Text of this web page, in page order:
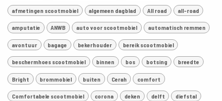
afmetingen scootmobiel algemeen dagblad All road all-road
amputatie ANWB auto voor scootmobiel automatisch remmen
avontuur bagage bekerhouder bereik scootmobiel
beschermhoes scootmobiel binnen bos botsing breedte
Bright brommobiel buiten Cerah comfort
Comfortabele scootmobiel corona deken delft diefstal